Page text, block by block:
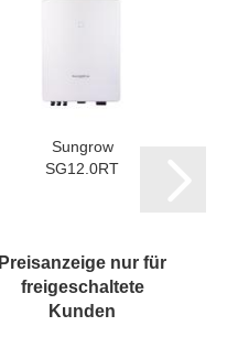
Sungrow
SG12.0RT
Preisanzeige nur für
freigeschaltete
Kunden